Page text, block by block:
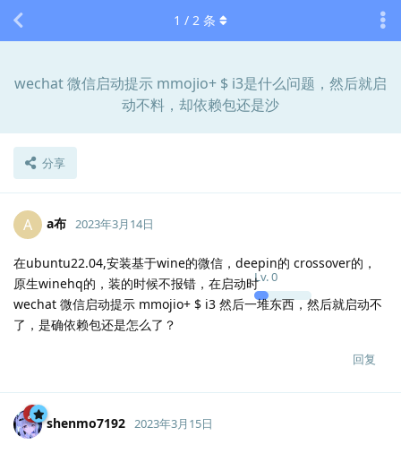
wechat 微信启动提示 mmojio+ $ i3是什么问题，然后就启
动不料，却依赖包还是沙
分享
1 / 2 条
A a布
Lv.0
2023年3月14日
在ubuntu22.04,安装基于wine的微信，deepin的 crossover的，
原生winehq的，装的时候不报错，在启动时
wechat 微信启动提示 mmojio+ $ i3 然后一堆东西，然后就启动不
了，是确依赖包还是怎么了？
回复
shenmo7192 2023年3月15日